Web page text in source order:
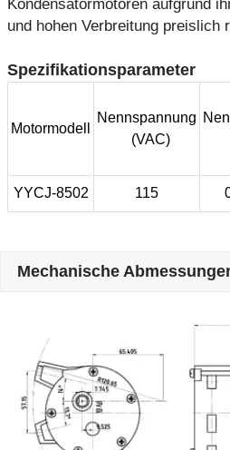
Kondensatormotoren aufgrund
und hohen Verbreitung preislich
Spezifikationsparameter
Motormodell
Nennspannung
(VAC)
YYCJ-8502 115
Mechanische